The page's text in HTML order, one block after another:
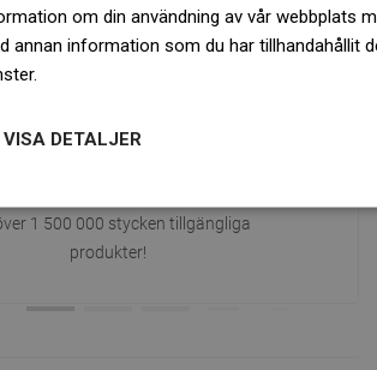
Tillgänglighet av varor
1 500 000 stycken tillgängliga
produkter!
om din användning av vår webbplats
annan information som du har tillhandahållit
VISA DETALJER